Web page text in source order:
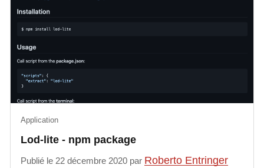
Lod-lite - npm package
Application
Publié le 22 décembre 2020 par Roberto Entringer